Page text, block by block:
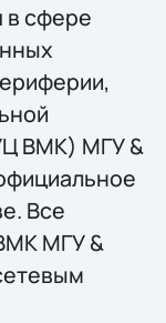
в сфере
ВМК) МГУ &
Все
МГУ &